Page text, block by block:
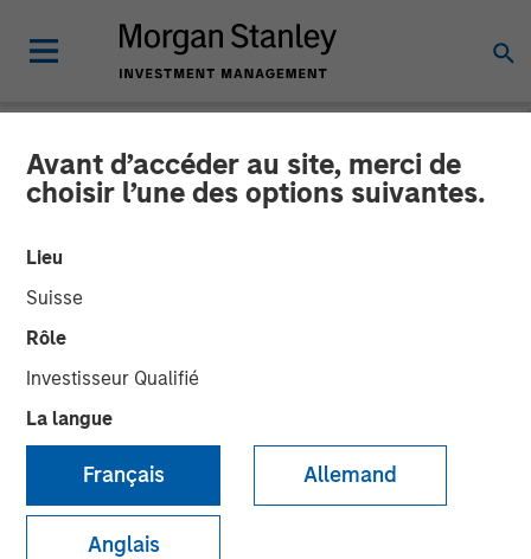
Avant d’accéder au site, merci de
choisir l’une des options suivantes.
Lieu
Suisse
Rôle
Investisseur Qualifié
La langue
Français Allemand
Anglais
NEWSROOM
Morgan Stanley Survey:
Pension Funds Are Leading
the Way in Diversity-Based
Investments, Yet Perceived
Financial Trade-Off
Creates Hurdles for Many
Asset Owners